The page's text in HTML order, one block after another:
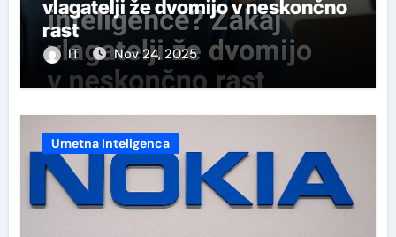
vlagatelji že dvomijo v neskončno
rast
IT Nov 24, 2025
Umetna Inteligenca